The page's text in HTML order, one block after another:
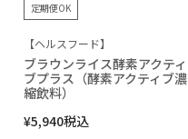
定期便OK
【ヘルスフード】
ブラウンライス酵素アクティ
ブプラス（酵素アクティブ濃
縮飲料）
¥5,940税込